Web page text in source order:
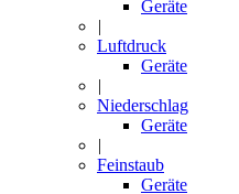
Geräte
|
Luftdruck
Geräte
|
Niederschlag
Geräte
|
Feinstaub
Geräte